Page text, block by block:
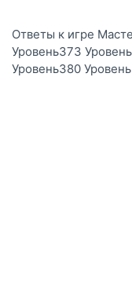
Ответы к игре
Уровень373
Уровень380 Уровень